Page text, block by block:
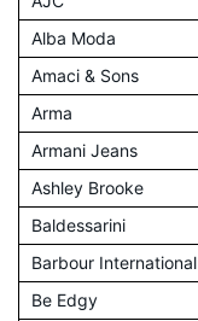
Alba Moda
Amaci & Sons
Arma
Armani Jeans
Ashley Brooke
Baldessarini
Barbour International
Be Edgy